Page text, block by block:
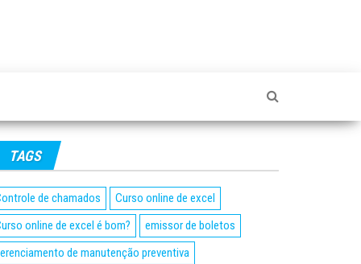
TAGS
de chamados
Curso online de excel
online de excel é bom?
emissor de boletos
de manutenção preventiva